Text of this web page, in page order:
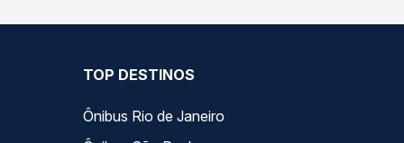
TOP DESTINOS
Ônibus Rio de Janeiro